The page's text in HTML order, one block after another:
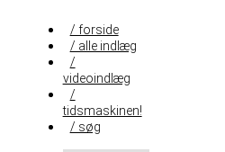
indhold
/ forside
/ alle indlæg
/
videoindlæg
/
tidsmaskinen!
/ søg